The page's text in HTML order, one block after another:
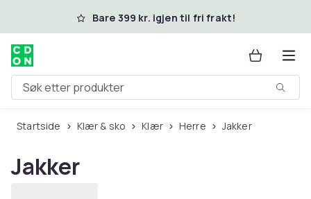
Hopp til hovedinnholdBare 399 kr. igjen til fri frakt!
Søk etter produkter
Startside Klær & sko Klær Herre Jakker
Jakker